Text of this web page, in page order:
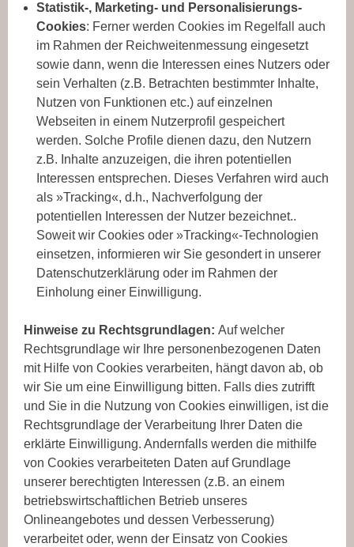
Statistik-, Marketing- und Personalisierungs-
Cookies: Ferner werden Cookies im Regelfall auch
im Rahmen der Reichweitenmessung eingesetzt
sowie dann, wenn die Interessen eines Nutzers oder
sein Verhalten (z.B. Betrachten bestimmter Inhalte,
Nutzen von Funktionen etc.) auf einzelnen
Webseiten in einem Nutzerprofil gespeichert
werden. Solche Profile dienen dazu, den Nutzern
z.B. Inhalte anzuzeigen, die ihren potentiellen
Interessen entsprechen. Dieses Verfahren wird auch
als »Tracking«, d.h., Nachverfolgung der
potentiellen Interessen der Nutzer bezeichnet..
Soweit wir Cookies oder »Tracking«-Technologien
einsetzen, informieren wir Sie gesondert in unserer
Datenschutzerklärung oder im Rahmen der
Einholung einer Einwilligung.
Hinweise zu Rechtsgrundlagen:Auf welcher
Rechtsgrundlage wir Ihre personenbezogenen Daten
mit Hilfe von Cookies verarbeiten, hängt davon ab, ob
wir Sie um eine Einwilligung bitten. Falls dies zutrifft
und Sie in die Nutzung von Cookies einwilligen, ist die
Rechtsgrundlage der Verarbeitung Ihrer Daten die
erklärte Einwilligung. Andernfalls werden die mithilfe
von Cookies verarbeiteten Daten auf Grundlage
unserer berechtigten Interessen (z.B. an einem
betriebswirtschaftlichen Betrieb unseres
Onlineangebotes und dessen Verbesserung)
verarbeitet oder, wenn der Einsatz von Cookies